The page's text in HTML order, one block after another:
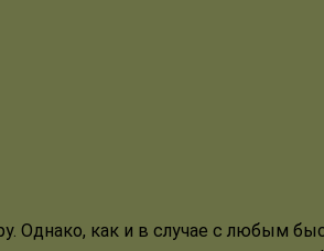
Однако, как и в случае с любым